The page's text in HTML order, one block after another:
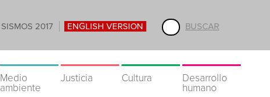
BUSCAR
SISMOS 2017 ENGLISH VERSION
Medio
ambiente
Justicia Cultura
Desarrollo
humano